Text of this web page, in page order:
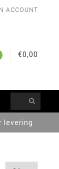
ACCOUNT
€0,00
levering